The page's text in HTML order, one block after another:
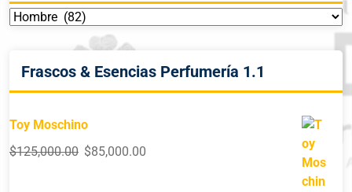
Frascos & Esencias Perfumería 1.1
Toy Moschino
$125,000.00 $85,000.00